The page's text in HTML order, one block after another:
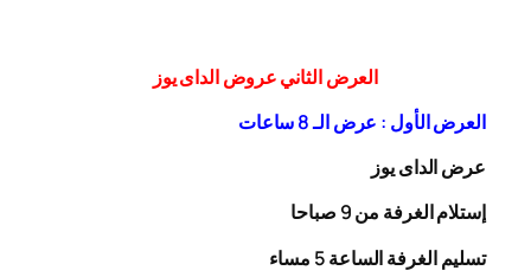
العرض الثاني عروض الداى يوز
العرض الأول : عرض الـ 8 ساعات
عرض الداى يوز
إستلام الغرفة من 9 صباحا
تسليم الغرفة الساعة 5 مساء